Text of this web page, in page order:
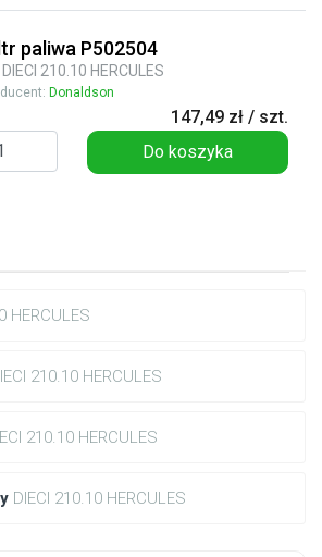
HERCULES
210.10 HERCULES
210.10 HERCULES
DIECI 210.10 HERCULES
paliwa P502504
210.10 HERCULES
Donaldson
147,49 zł / szt.
Do koszyka